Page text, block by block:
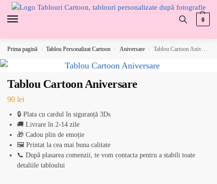
0
Prima pagină / Tablou Personalizat Cartoon / Aniversare / Tablou Cartoon Aniversare
Tablou Cartoon Aniversare
90 lei
🔒 Plata cu cardul în siguranță 3Ds
🚚 Livrare în 2-14 zile
🎁 Cadou plin de emoție
🖼️ Printat la cea mai buna calitate
📞 După plasarea comenzii, te vom contacta pentru a stabili toate
detaliile tabloului